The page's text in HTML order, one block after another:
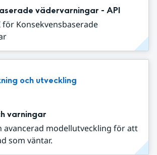
vädervarningar - API
för Konsekvensbaserade
och utveckling
varningar
avancerad modellutveckling för att
som väntar.